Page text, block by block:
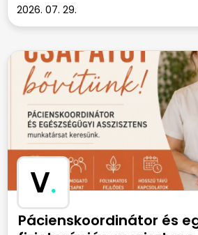
2026. 07. 29.
V.
Pácienskoordinátor és